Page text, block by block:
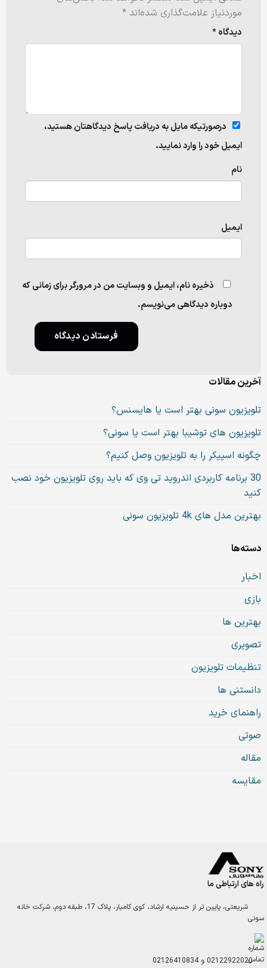
موردنیاز علامت‌گذاری شده‌اند *
دیدگاه*
درصورتیکه مایل به دریافت پاسخ دیدگاهتان هستید،
ایمیل خود را وارد نمایید.
نام
ایمیل
ذخیره نام، ایمیل و وبسایت من در مرورگر برای زمانی که
دوباره دیدگاهی می‌نویسم.
آخرین مقالات
تلویزیون سونی بهتر است یا هایسنس؟
تلویزیون های توشیبا بهتر است یا سونی؟
چگونه اسپیکر را به تلویزیون وصل کنیم؟
30 برنامه کاربردی اندروید تی وی که باید روی تلویزیون خود نصب
کنید
بهترین مدل های 4k تلویزیون سونی
دسته‌ها
اخبار
بازی
بهترین ها
تصویری
تنظیمات تلویزیون
دانستنی ها
راهنمای خرید
صوتی
مقاله
مقایسه
راه های ارتباطی ما
شریعتی، پایین تر از حسینیه ارشاد، کوی کامیار، پلاک 17، طبقه دوم، شرکت خانه
سونی
02122922020 و02126410834